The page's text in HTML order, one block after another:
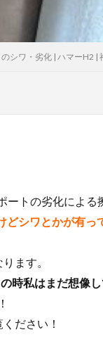
シワ・劣化 | ハマーH2 |
トの劣化による
どシワとかが有っ
ます。
時私はまだ想像し
ださい！